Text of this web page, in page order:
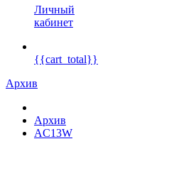
Личный
кабинет
{{cart_total}}
Архив
Архив
AC13W